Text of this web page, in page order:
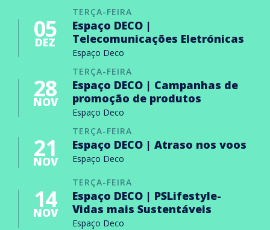
TERÇA-FEIRA
05
DEZ
Espaço DECO |
Telecomunicações Eletrónicas
Espaço Deco
TERÇA-FEIRA
28
NOV
Espaço DECO | Campanhas de
promoção de produtos
Espaço Deco
TERÇA-FEIRA
21
NOV
Espaço DECO | Atraso nos voos
Espaço Deco
TERÇA-FEIRA
14
NOV
Espaço DECO | PSLifestyle-
Vidas mais Sustentáveis
Espaço Deco